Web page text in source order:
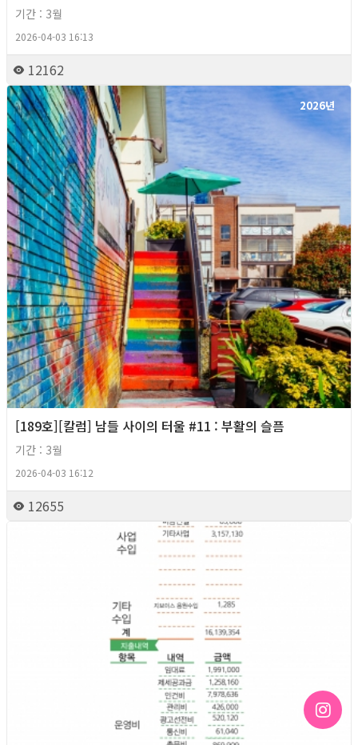
기간 : 3월
2026-04-03 16:13
12162
2026년
[189호][칼럼] 남들 사이의 터울 #11 : 부활의 슬픔
기간 : 3월
2026-04-03 16:12
12655